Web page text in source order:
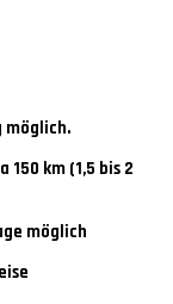
möglich.
km (1,5 bis 2
möglich